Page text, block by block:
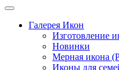
Галерея Икон
Изготовление
Новинки
Мерная икона
Иконы для